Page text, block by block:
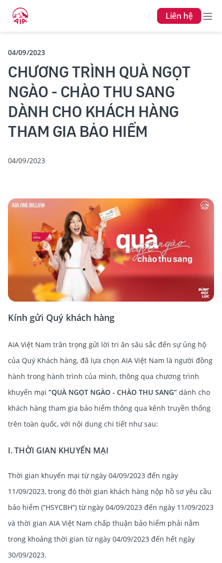
Liên hệ
04/09/2023
CHƯƠNG TRÌNH QUÀ NGỌT
NGÀO - CHÀO THU SANG
DÀNH CHO KHÁCH HÀNG
THAM GIA BẢO HIỂM
04/09/2023
Kính gửi Quý khách hàng
AIA Việt Nam trân trọng gửi lời tri ân sâu sắc đến sự ủng hộ
của Quý Khách hàng, đã lựa chọn AIA Việt Nam là người đồng
hành trong hành trình của mình, thông qua chương trình
khuyến mại “QUÀ NGỌT NGÀO - CHÀO THU SANG” dành cho
khách hàng tham gia bảo hiểm thông qua kênh truyền thống
trên toàn quốc, với nội dung chi tiết như sau:
I. THỜI GIAN KHUYẾN MẠI
Thời gian khuyến mại từ ngày 04/09/2023 đến ngày
11/09/2023, trong đó thời gian khách hàng nộp hồ sơ yêu cầu
bảo hiểm (“HSYCBH”) từ ngày 04/09/2023 đến ngày 11/09/2023
và thời gian AIA Việt Nam chấp thuận bảo hiểm phải nằm
trong khoảng thời gian từ ngày 04/09/2023 đến hết ngày
30/09/2023.